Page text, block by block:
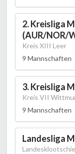
2. Kreisliga
(AUR/NOR/
Kreis XIII Leer
9 Mannschaften
3. Kreisliga
Kreis VII
9 Mannschaften
Landesliga